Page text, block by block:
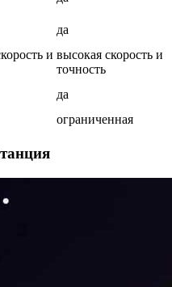
да
и высокая скорость и
точность
да
ограниченная